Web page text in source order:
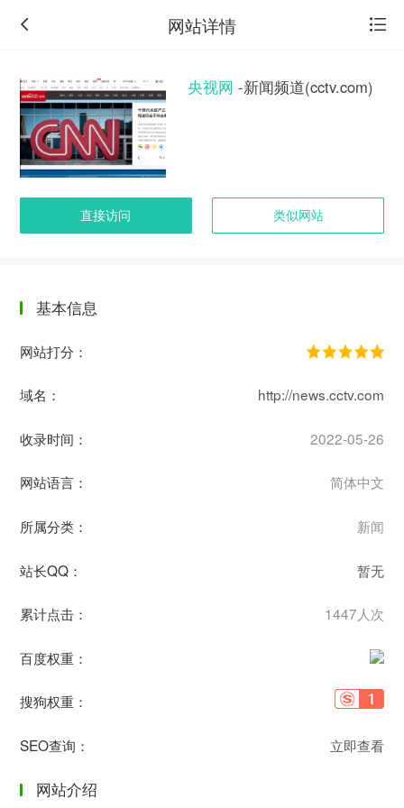
网站详情
央视网 -新闻频道(cctv.com)
直接访问 类似网站
基本信息
网站打分：
域名： http://news.cctv.com
收录时间： 2022-05-26
网站语言： 简体中文
所属分类： 新闻
站长QQ： 暂无
累计点击： 1447人次
百度权重：
搜狗权重：
SEO查询： 立即查看
网站介绍